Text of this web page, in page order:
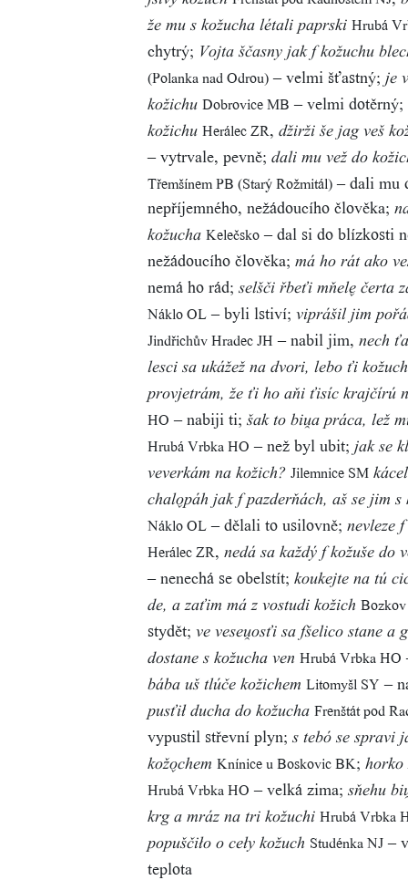
že mu s kožucha létali paprski Hrubá
chytrý; Vojta ščasny jak f kožuchu
(Polanka nad Odrou) – velmi šťastný; je
kožichu Dobrovice MB – velmi dotěrný;
kožichu Herálec ZR, džirži še jag veš
– vytrvale, pevně; dali mu vež do
Třemšínem PB (Starý Rožmitál) – dali mu
nepříjemného, nežádoucího člověka;
kožucha Kelečsko – dal si do blízkosti
nežádoucího člověka; má ho rát ako
nemá ho rád; selšči řbeťi mňele̬ čerta
Náklo OL – byli lstiví; viprášil jim
Jindřichův Hradec JH – nabil jim, nech
lesci sa ukážež na dvori, lebo ťi kožuch
provjetrám, že ťi ho aňi ťisíc krajčírú
HO – nabiji ti; šak to biu̯a práca, lež
Hrubá Vrbka HO – než byl ubit; jak se
veverkám na kožich? Jilemnice SM
chalo̬páh jak f pazderňách, aš se jim s
Náklo OL – dělali to usilovně; nevleze
Herálec ZR, nedá sa každý f kožuše do
– nenechá se obelstít; koukejte na tú
de, a zaťim má z vostudi kožich
stydět; ve veseu̯osťi sa fšelico stane a
dostane s kožucha ven Hrubá Vrbka HO
bába uš tlúče kožichem Litomyšl SY –
pusťił ducha do kožucha Frenštát pod
vypustil střevní plyn; s tebó se spravi
kožo̬chem Knínice u Boskovic BK; horko
Hrubá Vrbka HO – velká zima; sňehu
krg a mráz na tri kožuchi Hrubá Vrbka
popuščiło o ceły kožuch Studénka NJ –
teplota